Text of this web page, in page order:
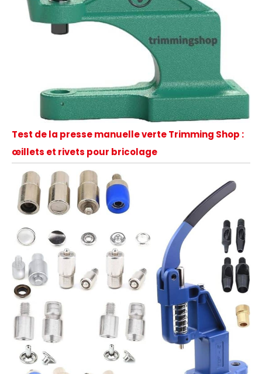
Test de la presse manuelle verte Trimming Shop :
œillets et rivets pour bricolage